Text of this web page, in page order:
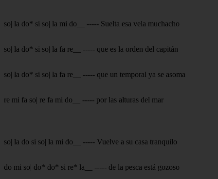
so| la do* si so| la mi do__ ----- Suelta esa vela muchacho
so| la do* si so| la fa re__ ----- que es la orden del capitán
so| la do* si so| la fa re__ ----- que un temporal ya se asoma
re mi fa so| re fa mi do__ ----- por las alturas del mar
so| la do si so| la mi do__ ----- Vuelve a su casa tranquilo
do mi so| do* do* si re* la__ ----- de la pesca está gozoso